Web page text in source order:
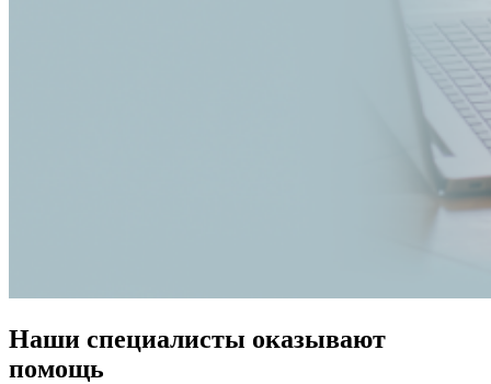
Наши специалисты оказывают
помощь